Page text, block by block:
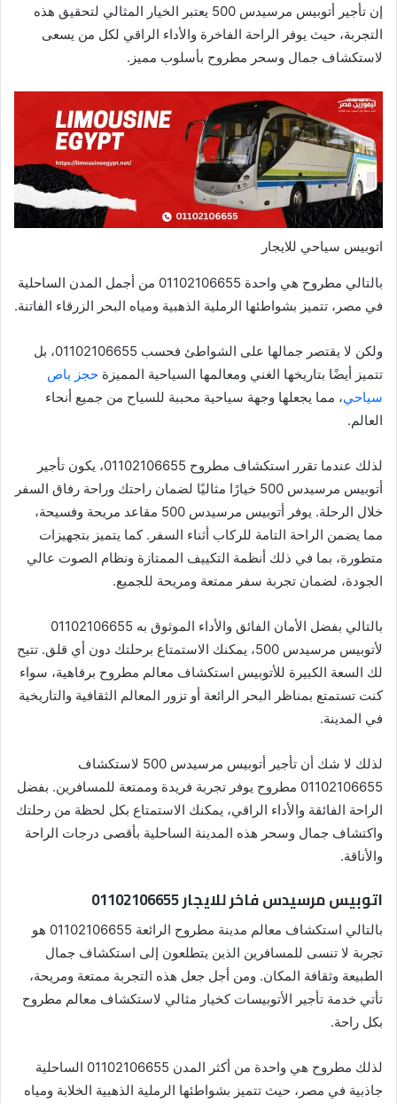
إن تأجير أتوبيس مرسيدس 500 يعتبر الخيار المثالي لتحقيق هذه
التجربة، حيث يوفر الراحة الفاخرة والأداء الراقي لكل من يسعى
لاستكشاف جمال وسحر مطروح بأسلوب مميز.
اتوبيس سياحي للايجار
بالتالي مطروح هي واحدة 01102106655 من أجمل المدن الساحلية
في مصر، تتميز بشواطئها الرملية الذهبية ومياه البحر الزرقاء الفاتنة.
ولكن لا يقتصر جمالها على الشواطئ فحسب 01102106655، بل
تتميز أيضًا بتاريخها الغني ومعالمها السياحية المميزة حجز باص
سياحي، مما يجعلها وجهة سياحية محببة للسياح من جميع أنحاء
العالم.
لذلك عندما تقرر استكشاف مطروح 01102106655، يكون تأجير
أتوبيس مرسيدس 500 خيارًا مثاليًا لضمان راحتك وراحة رفاق السفر
خلال الرحلة. يوفر أتوبيس مرسيدس 500 مقاعد مريحة وفسيحة،
مما يضمن الراحة التامة للركاب أثناء السفر. كما يتميز بتجهيزات
متطورة، بما في ذلك أنظمة التكييف الممتازة ونظام الصوت عالي
الجودة، لضمان تجربة سفر ممتعة ومريحة للجميع.
بالتالي بفضل الأمان الفائق والأداء الموثوق به 01102106655
لأتوبيس مرسيدس 500، يمكنك الاستمتاع برحلتك دون أي قلق. تتيح
لك السعة الكبيرة للأتوبيس استكشاف معالم مطروح برفاهية، سواء
كنت تستمتع بمناظر البحر الرائعة أو تزور المعالم الثقافية والتاريخية
في المدينة.
لذلك لا شك أن تأجير أتوبيس مرسيدس 500 لاستكشاف
01102106655 مطروح يوفر تجربة فريدة وممتعة للمسافرين. بفضل
الراحة الفائقة والأداء الراقي، يمكنك الاستمتاع بكل لحظة من رحلتك
واكتشاف جمال وسحر هذه المدينة الساحلية بأقصى درجات الراحة
والأناقة.
اتوبيس مرسيدس فاخر للايجار 01102106655
بالتالي استكشاف معالم مدينة مطروح الرائعة 01102106655 هو
تجربة لا تنسى للمسافرين الذين يتطلعون إلى استكشاف جمال
الطبيعة وثقافة المكان. ومن أجل جعل هذه التجربة ممتعة ومريحة،
تأتي خدمة تأجير الأتوبيسات كخيار مثالي لاستكشاف معالم مطروح
بكل راحة.
لذلك مطروح هي واحدة من أكثر المدن 01102106655 الساحلية
جاذبية في مصر، حيث تتميز بشواطئها الرملية الذهبية الخلابة ومياه